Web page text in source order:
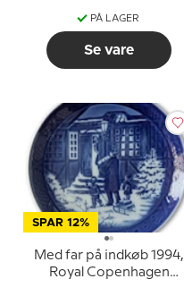
PÅ LAGER
Se vare
SPAR 12%
Med far på indkøb 1994,
Royal Copenhagen